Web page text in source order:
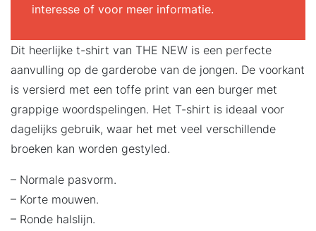
interesse of voor meer informatie.
Dit heerlijke t-shirt van THE NEW is een perfecte
aanvulling op de garderobe van de jongen. De voorkant
is versierd met een toffe print van een burger met
grappige woordspelingen. Het T-shirt is ideaal voor
dagelijks gebruik, waar het met veel verschillende
broeken kan worden gestyled.
– Normale pasvorm.
– Korte mouwen.
– Ronde halslijn.